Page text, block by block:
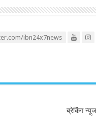
ibn24x7news
ब्रेकिंग